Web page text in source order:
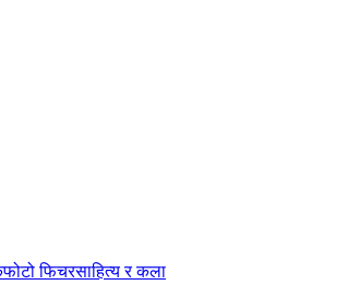
फोटो फिचरसाहित्य र कला